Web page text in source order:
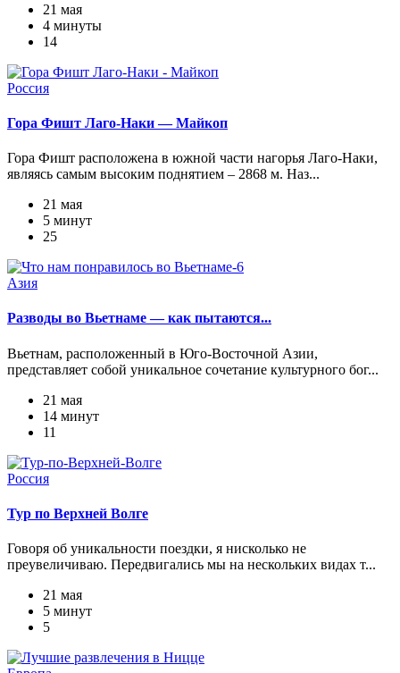
21 мая
4 минуты
14
Россия
Гора Фишт Лаго-Наки — Майкоп
Гора Фишт расположена в южной части нагорья Лаго-Наки,
являясь самым высоким поднятием ‒ 2868 м. Наз...
21 мая
5 минут
25
Азия
Разводы во Вьетнаме — как пытаются...
Вьетнам, расположенный в Юго-Восточной Азии,
представляет собой уникальное сочетание культурного бог...
21 мая
14 минут
11
Россия
Тур по Верхней Волге
Говоря об уникальности поездки, я нисколько не
преувеличиваю. Передвигались мы на нескольких видах т...
21 мая
5 минут
5